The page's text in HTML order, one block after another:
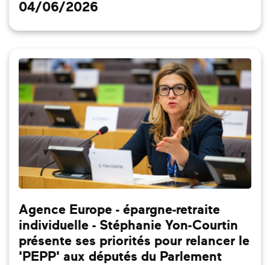
04/06/2026
Agence Europe - épargne-retraite
individuelle - Stéphanie Yon-Courtin
présente ses priorités pour relancer le
'PEPP' aux députés du Parlement